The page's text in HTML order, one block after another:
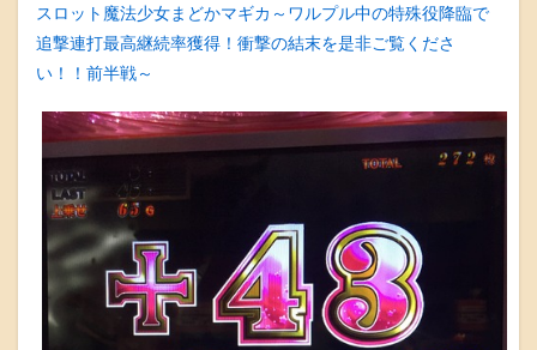
スロット魔法少女まどかマギカ～ワルプル中の特殊役降臨で
追撃連打最高継続率獲得！衝撃の結末を是非ご覧くださ
い！！前半戦～